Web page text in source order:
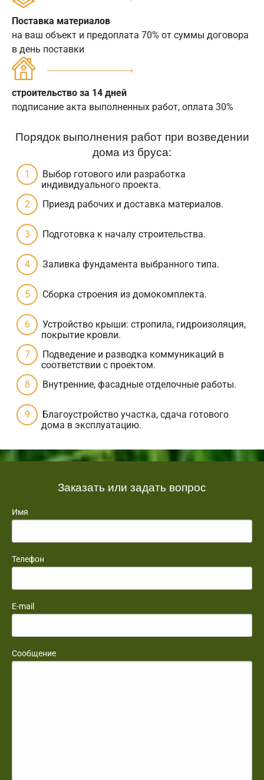
Поставка материалов
на ваш объект и предоплата 70% от суммы договора
в день поставки
строительство за 14 дней
подписание акта выполненных работ, оплата 30%
Порядок выполнения работ при возведении
дома из бруса:
Выбор готового или разработка
индивидуального проекта.
Приезд рабочих и доставка материалов.
Подготовка к началу строительства.
Заливка фундамента выбранного типа.
Сборка строения из домокомплекта.
Устройство крыши: стропила, гидроизоляция,
покрытие кровли.
Подведение и разводка коммуникаций в
соответствии с проектом.
Внутренние, фасадные отделочные работы.
Благоустройство участка, сдача готового
дома в эксплуатацию.
Заказать или задать вопрос
Имя
Телефон
E-mail
Сообщение